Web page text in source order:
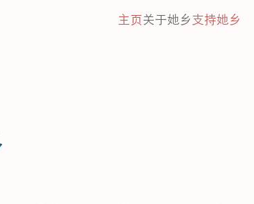
主页关于她乡支持她乡